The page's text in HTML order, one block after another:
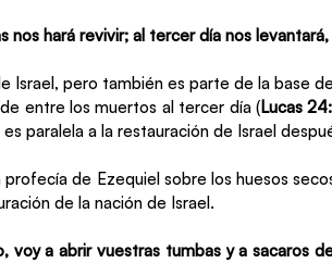
nos hará revivir; al tercer día nos
Israel, pero también es parte de la base
entre los muertos al tercer día (Lucas
paralela a la restauración de Israel
de Ezequiel sobre los huesos
de la nación de Israel.
voy a abrir vuestras tumbas y a sacaros